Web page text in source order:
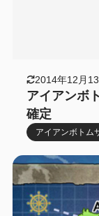
2014年12月
アイアンボ
確定
アイアンボトム